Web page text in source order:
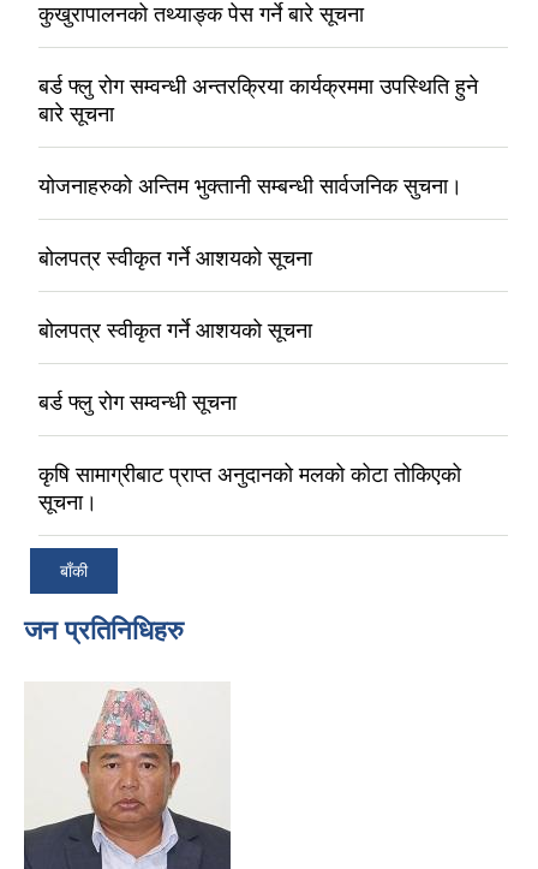
कुखुरापालनको तथ्याङ्क पेस गर्ने बारे सूचना
बर्ड फ्लु रोग सम्वन्धी अन्तरक्रिया कार्यक्रममा उपस्थिति हुने
बारे सूचना
योजनाहरुको अन्तिम भुक्तानी सम्बन्धी सार्वजनिक सुचना।
बोलपत्र स्वीकृत गर्ने आशयको सूचना
बोलपत्र स्वीकृत गर्ने आशयको सूचना
बर्ड फ्लु रोग सम्वन्धी सूचना
कृषि सामाग्रीबाट प्राप्त अनुदानको मलको कोटा तोकिएको
सूचना।
बाँकी
जन प्रतिनिधिहरु